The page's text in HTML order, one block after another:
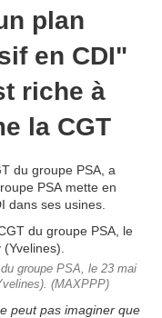
plan
en CDI"
riche à
la CGT
du groupe PSA, a
PSA mette en
dans ses usines.
groupe PSA, le 23 mai
(MAXPPP)
peut pas imaginer que